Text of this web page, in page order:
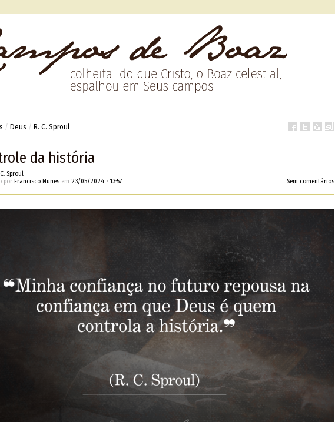
/ Deus / R. C. Sproul
da história
Sproul
por Francisco Nunesem 23/05/2024• 13:57 Sem comentários